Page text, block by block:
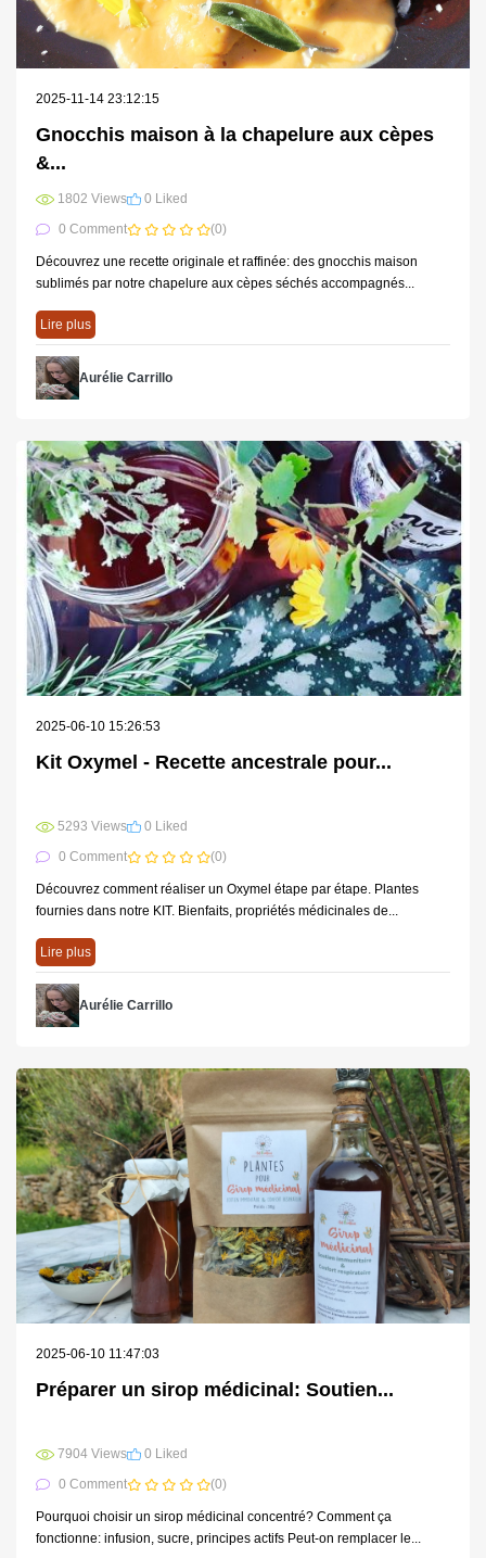
2025-11-14 23:12:15
Gnocchis maison à la chapelure aux cèpes
&...
1802 Views
0 Liked
0 Comment
(0)
Découvrez une recette originale et raffinée: des gnocchis maison
sublimés par notre chapelure aux cèpes séchés accompagnés...
Lire plus
Aurélie Carrillo
2025-06-10 15:26:53
Kit Oxymel - Recette ancestrale pour...
5293 Views
0 Liked
0 Comment
(0)
Découvrez comment réaliser un Oxymel étape par étape. Plantes
fournies dans notre KIT. Bienfaits, propriétés médicinales de...
Lire plus
Aurélie Carrillo
2025-06-10 11:47:03
Préparer un sirop médicinal: Soutien...
7904 Views
0 Liked
0 Comment
(0)
Pourquoi choisir un sirop médicinal concentré? Comment ça
fonctionne: infusion, sucre, principes actifs Peut-on remplacer le...